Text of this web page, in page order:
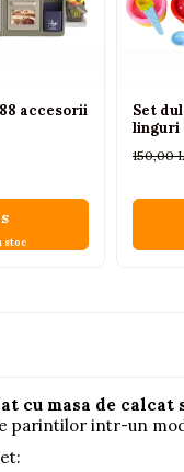
accesorii
stoc
Set
linguri
150,00
cu masa de calcat
parintilor intr-un